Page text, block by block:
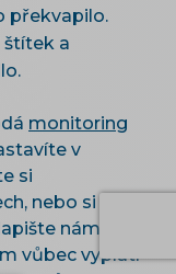
překvapilo.
štítek a
monitoring
v
si
nebo si
nám,
vůbec vyplatí